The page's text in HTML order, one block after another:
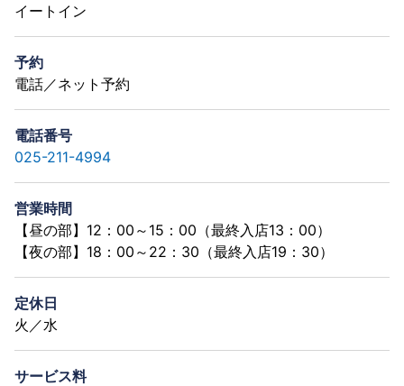
イートイン
予約
電話／ネット予約
電話番号
025-211-4994
営業時間
【昼の部】12：00～15：00（最終入店13：00）
【夜の部】18：00～22：30（最終入店19：30）
定休日
火／水
サービス料